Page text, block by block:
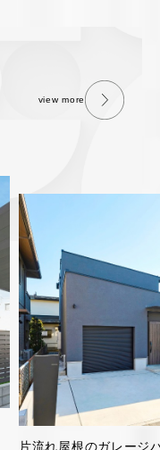
view more
明るく開放的な2階リ